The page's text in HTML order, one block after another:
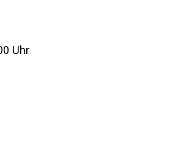
Uhr